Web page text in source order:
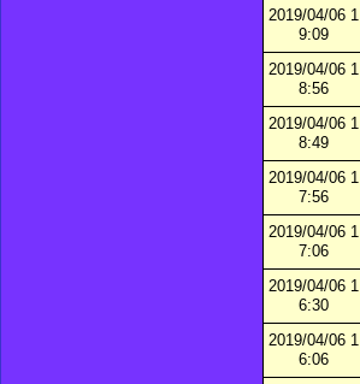
2019/04/06 1
9:09
2019/04/06 1
8:56
2019/04/06 1
8:49
2019/04/06 1
7:56
2019/04/06 1
7:06
2019/04/06 1
6:30
2019/04/06 1
6:06